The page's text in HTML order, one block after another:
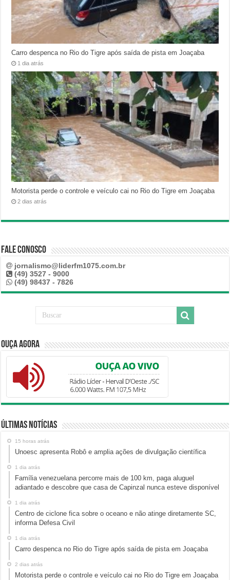
Carro despenca no Rio do Tigre após saída de pista em Joaçaba
1 dia atrás
Motorista perde o controle e veículo cai no Rio do Tigre em Joaçaba
2 dias atrás
Fale Conosco
jornalismo@liderfm1075.com.br
(49) 3527 - 9000
(49) 98437 - 7826
Ouça Agora
Últimas Notícias
15 horas atrás
Unoesc apresenta Robô e amplia ações de divulgação científica
1 dia atrás
Família venezuelana percorre mais de 100 km, paga aluguel
adiantado e descobre que casa de Capinzal nunca esteve disponível
1 dia atrás
Centro de ciclone fica sobre o oceano e não atinge diretamente SC,
informa Defesa Civil
1 dia atrás
Carro despenca no Rio do Tigre após saída de pista em Joaçaba
2 dias atrás
Motorista perde o controle e veículo cai no Rio do Tigre em Joaçaba